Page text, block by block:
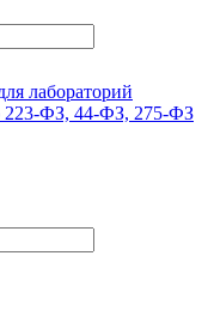
лабораторий
223-ФЗ, 44-ФЗ, 275-ФЗ